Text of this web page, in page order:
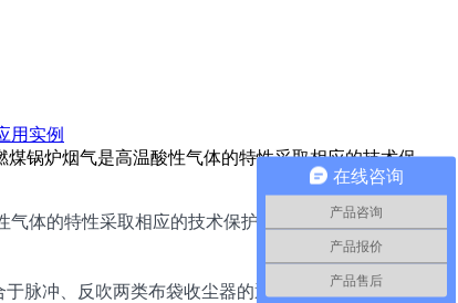
用实例
锅炉烟气是高温酸性气体的特性采取相应的技术保
体的特性采取相应的技术保护措施，照搬布袋收尘器
脉冲、反吹两类布袋收尘器的通用型滤料——聚笨硫醚
在线咨询
产品咨询
产品报价
产品售后